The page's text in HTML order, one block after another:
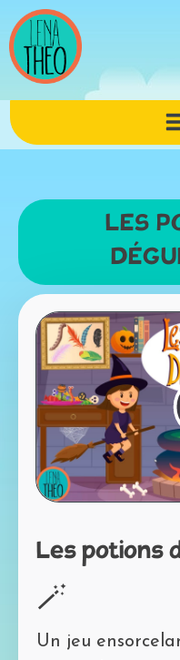
LES
Les potions
🪄
Un jeu